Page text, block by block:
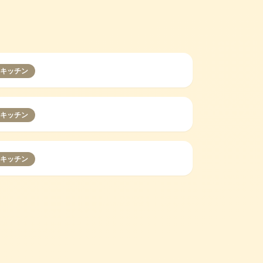
キッチン
キッチン
キッチン